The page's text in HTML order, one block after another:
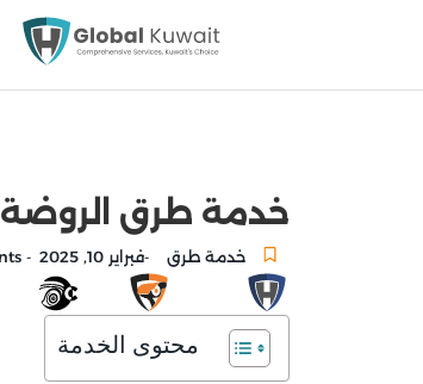
خدمة طرق الروضة 90925617 خدمة الطريق وخدمة سيارات الكويت
خدمة طرق -فبراير 10, 2025 -
محتوى الخدمة